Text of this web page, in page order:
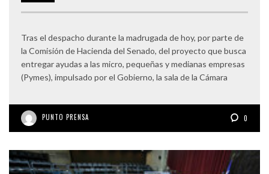
Tras el despacho durante la madrugada de hoy, por parte de
la Comisión de Hacienda del Senado, del proyecto que busca
entregar ayudas a las micro, pequeñas y medianas empresas
(Pymes), impulsado por el Gobierno, la sala de la Cámara
PUNTO PRENSA 0